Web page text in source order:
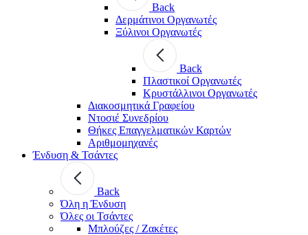
Back
Δερμάτινοι Οργανωτές
Ξύλινοι Οργανωτές
Back
Πλαστικοί Οργανωτές
Κρυστάλλινοι Οργανωτές
Διακοσμητικά Γραφείου
Ντοσιέ Συνεδρίου
Θήκες Επαγγελματικών Καρτών
Αριθμομηχανές
Ένδυση & Τσάντες
Back
Όλη η Ένδυση
Όλες οι Τσάντες
Μπλούζες / Ζακέτες